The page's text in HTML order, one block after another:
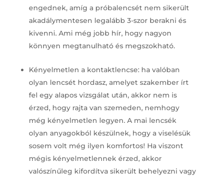
engednek, amíg a próbalencsét nem sikerült
akadálymentesen legalább 3-szor berakni és
kivenni. Ami még jobb hír, hogy nagyon
könnyen megtanulható és megszokható.
Kényelmetlen a kontaktlencse: ha valóban
olyan lencsét hordasz, amelyet szakember írt
fel egy alapos vizsgálat után, akkor nem is
érzed, hogy rajta van szemeden, nemhogy
még kényelmetlen legyen. A mai lencsék
olyan anyagokból készülnek, hogy a viselésük
sosem volt még ilyen komfortos! Ha viszont
mégis kényelmetlennek érzed, akkor
valószínűleg kifordítva sikerült behelyezni vagy